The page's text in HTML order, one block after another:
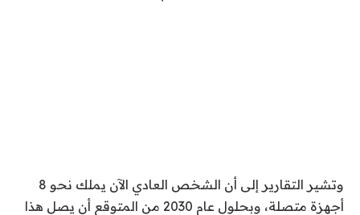
وتشير التقارير إلى أن الشخص العادي الآن يملك نحو 8
أجهزة متصلة، وبحلول عام 2030 من المتوقع أن يصل هذا